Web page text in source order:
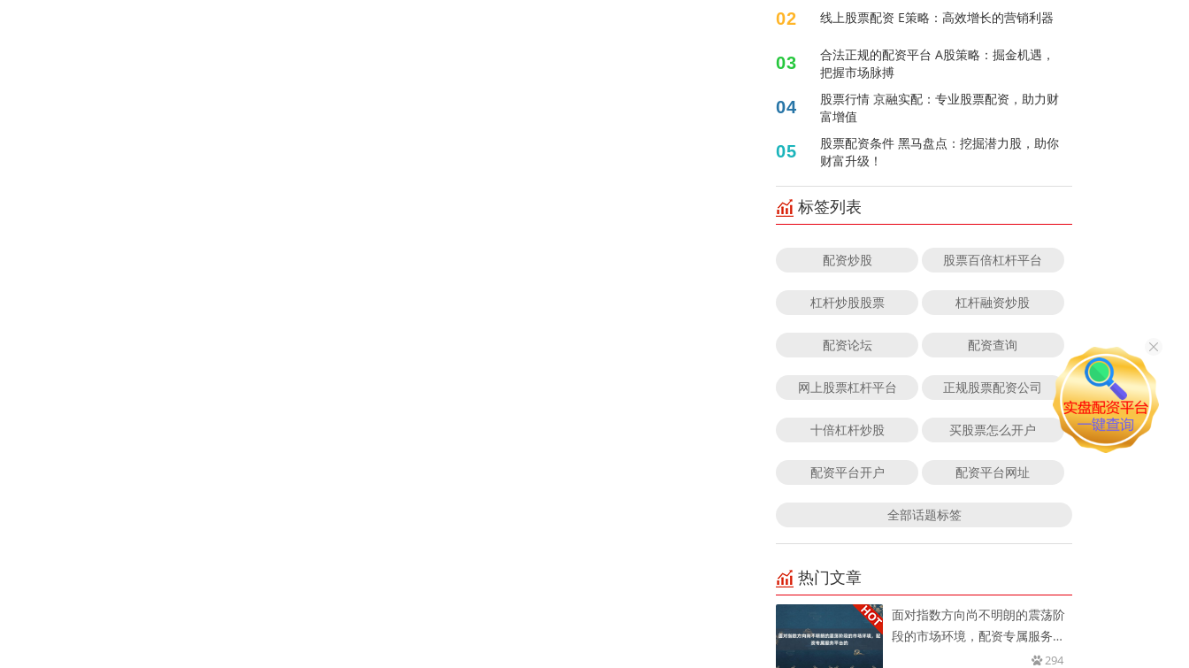
02 线上股票配资 E策略：高效增长的营销利器
03
合法正规的配资平台 A股策略：掘金机遇，
把握市场脉搏
04
股票行情 京融实配：专业股票配资，助力财
富增值
05
股票配资条件 黑马盘点：挖掘潜力股，助你
财富升级！
标签列表
配资炒股 股票百倍杠杆平台
杠杆炒股股票 杠杆融资炒股
配资论坛 配资查询
网上股票杠杆平台 正规股票配资公司
十倍杠杆炒股 买股票怎么开户
配资平台开户 配资平台网址
全部话题标签
热门文章
面对指数方向尚不明朗的震荡阶
段的市场环境，配资专属服务平
294